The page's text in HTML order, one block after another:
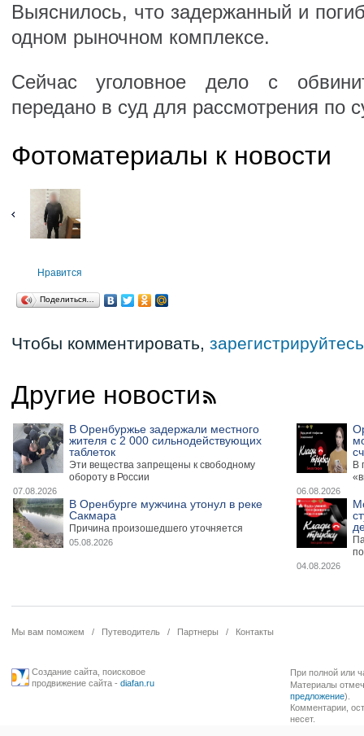
Выяснилось, что задержанный и
одном рыночном комплексе.
Сейчас уголовное дело с
передано в суд для рассмотрения по
Фотоматериалы к новости
Нравится
Поделиться…
Чтобы комментировать, зарегистрируйтесь
Другие новости
В Оренбуржье задержали местного
жителя с 2 000 сильнодействующих
таблеток
Эти вещества запрещены к свободному
обороту в России
07.08.2026
В
06.08.2026
В Оренбурге мужчина утонул в реке
Сакмара
Причина произошедшего уточняется
05.08.2026
04.08.2026
Мы вам поможем / Путеводитель / Партнеры / Контакты
Создание сайта, поисковое
продвижение сайта- diafan.ru
При полной или
Материалы
предложение).
Комментарии,
несет.